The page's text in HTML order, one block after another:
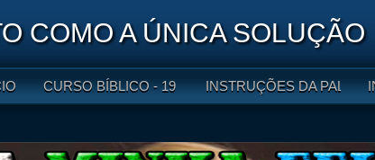
COMO A ÚNICA SOLUÇÃO
CURSO BÍBLICO - 19 LIÇÕESINSTRUÇÕES DA